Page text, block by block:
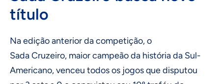
título
Na edição anterior da competição, o
Sada Cruzeiro, maior campeão da história da Sul-
Americano, venceu todos os jogos que disputou